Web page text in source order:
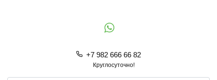
+7 982 666 66 82
Круглосуточно!